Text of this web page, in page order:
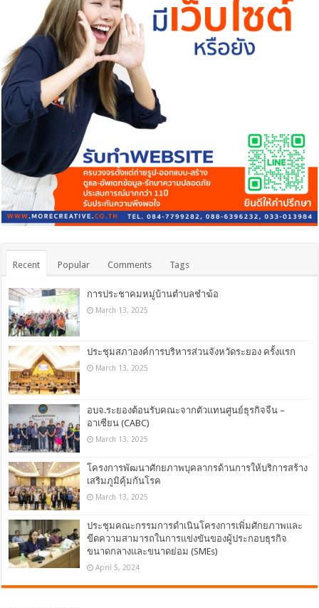
Recent Popular Comments Tags
การประชาคมหมู่บ้านตำบลชำฆ้อ
March 13, 2025
ประชุมสภาองค์การบริหารส่วนจังหวัดระยอง ครั้งแรก
March 13, 2025
อบจ.ระยองต้อนรับคณะจากตัวแทนศูนย์ธุรกิจจีน –
อาเซียน (CABC)
March 13, 2025
โครงการพัฒนาศักยภาพบุคลากรด้านการให้บริการสร้าง
เสริมภูมิคุ้มกันโรค
March 13, 2025
ประชุมคณะกรรมการดำเนินโครงการเพิ่มศักยภาพและ
ขีดความสามารถในการแข่งขันของผู้ประกอบธุรกิจ
ขนาดกลางและขนาดย่อม (SMEs)
April 5, 2024